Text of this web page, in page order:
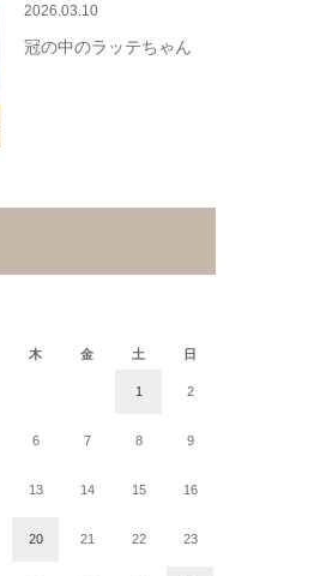
2026.03.10
冠の中のラッテちゃん
木 金 土 日
1 2
6 7 8 9
13 14 15 16
20 21 22 23